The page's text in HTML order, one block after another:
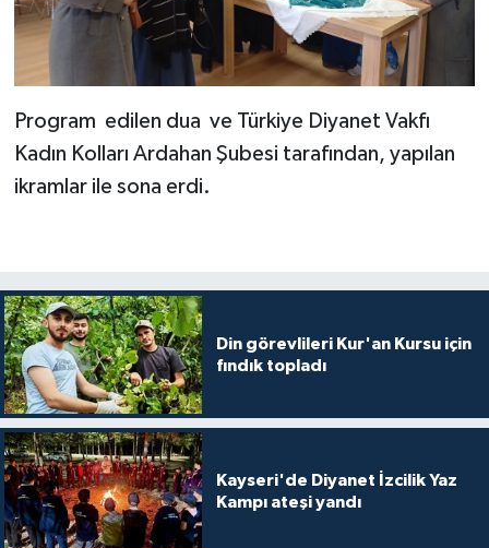
Program edilen dua ve Türkiye Diyanet Vakfı
Kadın Kolları Ardahan Şubesi tarafından, yapılan
ikramlar ile sona erdi.
Din görevlileri Kur'an Kursu için
fındık topladı
Kayseri'de Diyanet İzcilik Yaz
Kampı ateşi yandı
Çanakkale Müftülüğü
Çankırı Müftülüğü
Çorum Müftülüğü
Denizli Müftülüğü
Düzce Müftülüğü
Edirne Müftülüğü
Elazığ Müftülüğü
Erzincan Müftülüğü
Erzurum Müftülüğü
Podcast
Bilim, Teknoloji
Biyografiler
Diyanet TV
YAŞAM